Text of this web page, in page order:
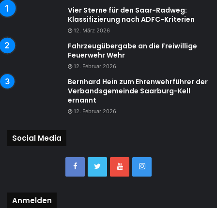
Vier Sterne für den Saar-Radweg:
Klassifizierung nach ADFC-Kriterien
12. März 2026
Fahrzeugübergabe an die Freiwillige
Feuerwehr Wehr
12. Februar 2026
Bernhard Hein zum Ehrenwehrführer der
Verbandsgemeinde Saarburg-Kell
ernannt
12. Februar 2026
Social Media
Anmelden